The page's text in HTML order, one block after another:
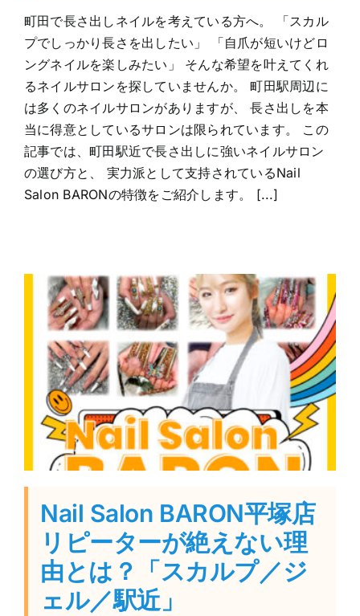
町田で長さ出しネイルを考えている方へ。 「スカル
プでしっかり長さを出したい」 「自爪が短いけどロ
ングネイルを楽しみたい」 そんな希望を叶えてくれ
るネイルサロンを探していませんか。 町田駅周辺に
は多くのネイルサロンがありますが、 長さ出しを本
当に得意としているサロンは限られています。 この
記事では、町田駅近で長さ出しに強いネイルサロン
の選び方と、 実力派として支持されているNail
Salon BARONの特徴をご紹介します。 [...]
Nail Salon BARON平塚店
リピーターが絶えない理
由とは？「スカルプ／ジ
ェル／駅近」